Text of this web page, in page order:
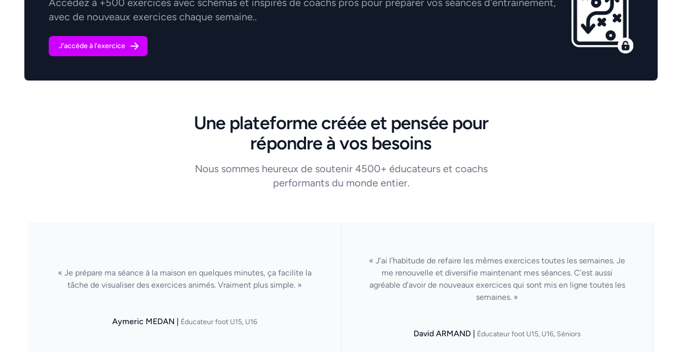
Accédez à +500 exercices avec schémas et inspirés de coachs pros pour préparer vos séances d'entrainement,
avec de nouveaux exercices chaque semaine..
J'accède à l'exercice
Une plateforme créée et pensée pour
répondre à vos besoins
Nous sommes heureux de soutenir 4500+ éducateurs et coachs
performants du monde entier.
« Je prépare ma séance à la maison en quelques minutes, ça facilite la
tâche de visualiser des exercices animés. Vraiment plus simple. »
Aymeric MEDAN | Éducateur foot U15, U16
« J’ai l’habitude de refaire les mêmes exercices toutes les semaines. Je
me renouvelle et diversifie maintenant mes séances. C’est aussi
agréable d’avoir de nouveaux exercices qui sont mis en ligne toutes les
semaines. »
David ARMAND | Éducateur foot U15, U16, Séniors